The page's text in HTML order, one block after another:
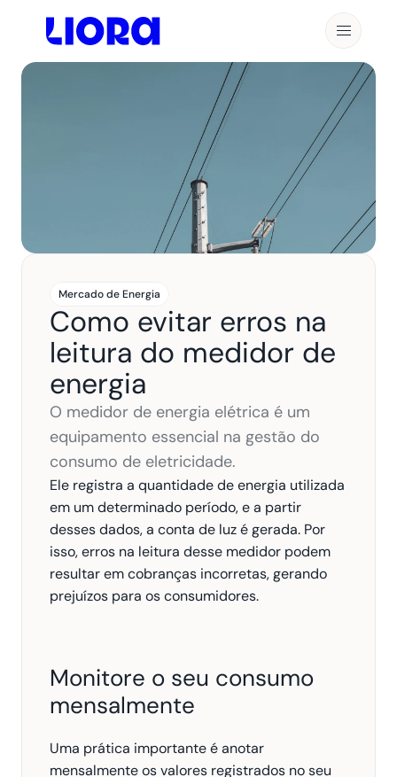
Mercado de Energia
Como evitar erros na
leitura do medidor de
energia
O medidor de energia elétrica é um
equipamento essencial na gestão do
consumo de eletricidade.
Ele registra a quantidade de energia utilizada
em um determinado período, e a partir
desses dados, a conta de luz é gerada. Por
isso, erros na leitura desse medidor podem
resultar em cobranças incorretas, gerando
prejuízos para os consumidores.
Monitore o seu consumo
mensalmente
Uma prática importante é anotar
mensalmente os valores registrados no seu